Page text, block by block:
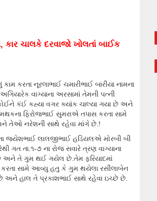
ચાલકે દરવાજો ખોલતાં બાઈક
કરતા નૂરલાભાઈ ચમારીભાઈ બારીયા નામના
વાગ્યાના અરસામાં તેમની પત્ની
કોઈને કંઈ કહ્યા વગર ક્યાંક ચાલ્યા ગયા છે અને
ફિરોજભાઈ સુમરાએ તપાસ કરતા સામે
તેઓ નરેશની સાથે રહેવા માંગે છે.!
જયેશભાઈ લાલજીભાઈ હડિયલએ મોરબી બી
ગત તા.૧-૭ ના રોજ સવારે ત્રણ વાગ્યાના
અને તે ગુમ થઈ ગયેલ છે.તેમ ફરિયાદમાં
કરતા સામે આવ્યુ હતુ કે ગુમ થયેલા રસીલાબેન
અને હાલ તે પ્રકાશભાઈ સાથે રહેવા ઇચ્છે છે.